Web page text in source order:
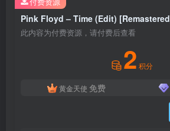
此内容为付费资源，请付费后查看
2 积分
黄金天使 免费